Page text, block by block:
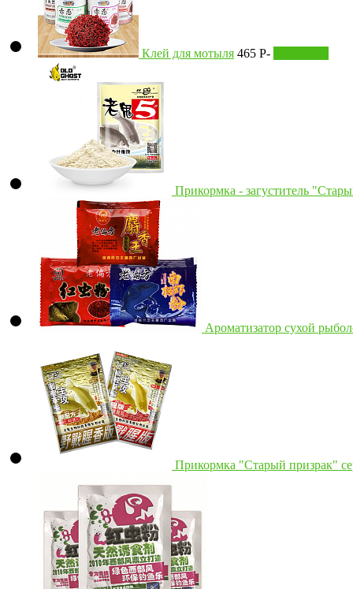
Клей для мотыля 465 Р-
Прикормка - загуститель
Ароматизатор сухой
Прикормка "Старый призрак"